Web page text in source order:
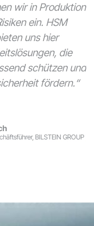
wir in Produktion
ein. HSM
uns hier
die
schützen und
fördern.“
BILSTEIN GROUP